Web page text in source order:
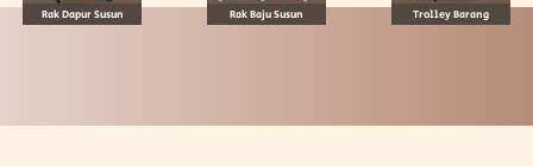
Rak Dapur Susun Rak Baju Susun Trolley Barang